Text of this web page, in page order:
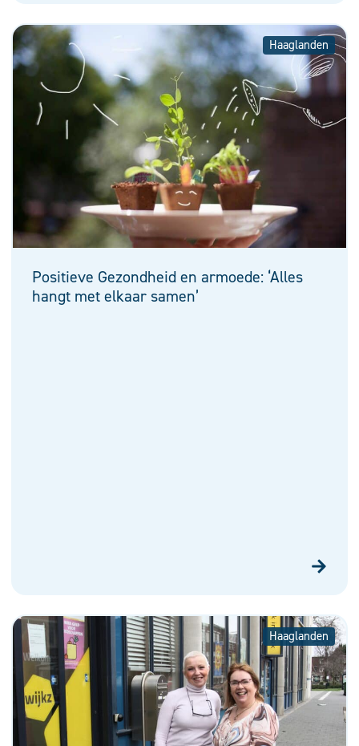
Haaglanden
Positieve Gezondheid en armoede: ‘Alles
hangt met elkaar samen’
Haaglanden